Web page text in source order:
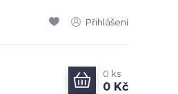
Přihlášení
0 ks
0 Kč